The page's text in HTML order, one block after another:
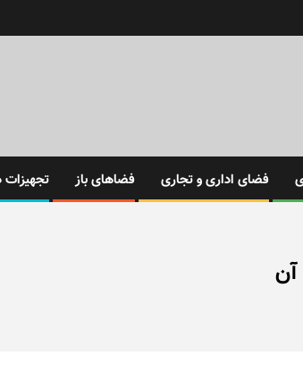
فضای اداری و تجاری فضاهای باز تجهیزات